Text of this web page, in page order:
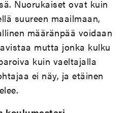
Nuorukaiset ovat kuin
suureen maailmaan,
määränpää voidaan
mutta jonka kulku
kuin vaeltajalla
ei näy, ja etäinen